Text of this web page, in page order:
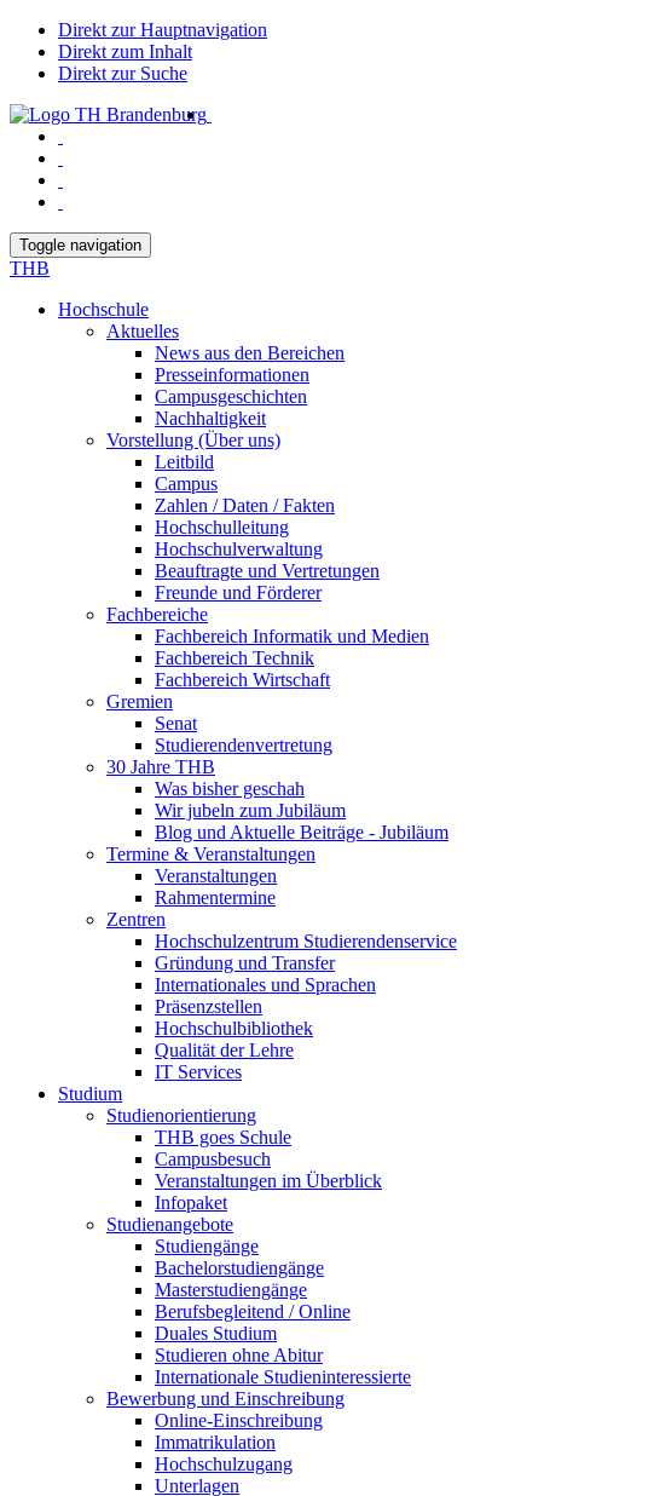
Direkt zur Hauptnavigation
Direkt zum Inhalt
Direkt zur Suche
Toggle navigation
THB
Hochschule
Aktuelles
News aus den Bereichen
Presseinformationen
Campusgeschichten
Nachhaltigkeit
Vorstellung (Über uns)
Leitbild
Campus
Zahlen / Daten / Fakten
Hochschulleitung
Hochschulverwaltung
Beauftragte und Vertretungen
Freunde und Förderer
Fachbereiche
Fachbereich Informatik und Medien
Fachbereich Technik
Fachbereich Wirtschaft
Gremien
Senat
Studierendenvertretung
30 Jahre THB
Was bisher geschah
Wir jubeln zum Jubiläum
Blog und Aktuelle Beiträge - Jubiläum
Termine & Veranstaltungen
Veranstaltungen
Rahmentermine
Zentren
Hochschulzentrum Studierendenservice
Gründung und Transfer
Internationales und Sprachen
Präsenzstellen
Hochschulbibliothek
Qualität der Lehre
IT Services
Studium
Studienorientierung
THB goes Schule
Campusbesuch
Veranstaltungen im Überblick
Infopaket
Studienangebote
Studiengänge
Bachelorstudiengänge
Masterstudiengänge
Berufsbegleitend / Online
Duales Studium
Studieren ohne Abitur
Internationale Studieninteressierte
Bewerbung und Einschreibung
Online-Einschreibung
Immatrikulation
Hochschulzugang
Unterlagen